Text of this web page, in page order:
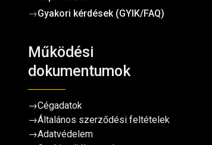
→Gyakori kérdések (GYIK/FAQ)
Működési
dokumentumok
→Cégadatok
→Általános szerződési feltételek
→Adatvédelem